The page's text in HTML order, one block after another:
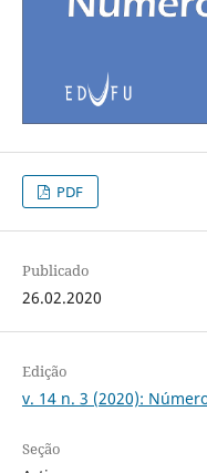
PDF
Publicado
26.02.2020
Edição
v. 14 n. 3 (2020):
Seção